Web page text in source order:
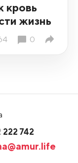
кровь
жизнь
0
222 742